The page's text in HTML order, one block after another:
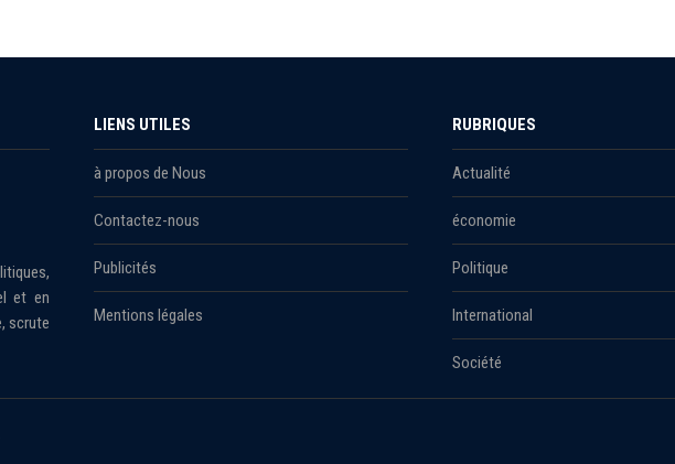
et en
scrute
LIENS UTILES
à propos de Nous
Contactez-nous
Publicités
Mentions légales
RUBRIQUES
Actualité
économie
Politique
International
Société